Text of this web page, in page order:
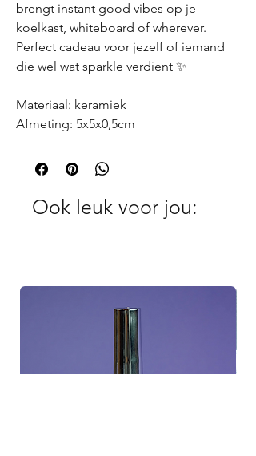
brengt instant good vibes op je
koelkast, whiteboard of wherever.
Perfect cadeau voor jezelf of iemand
die wel wat sparkle verdient ✨
Materiaal: keramiek
Afmeting: 5x5x0,5cm
Ook leuk voor jou: